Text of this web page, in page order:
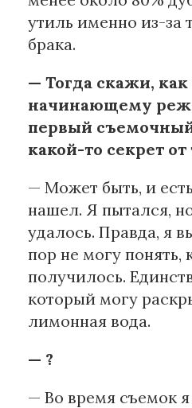
утиль именно из-за
брака.
— Тогда скажи,
начинающему
первый
какой-то секрет от
— Может быть, и
нашел. Я пытался,
удалось. Правда, я
пор не могу понять,
получилось.
который могу
лимонная вода.
— ?
— Во время съемок